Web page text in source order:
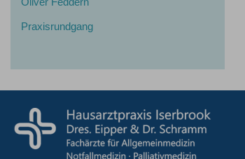
Oliver Feddern
Praxisrundgang